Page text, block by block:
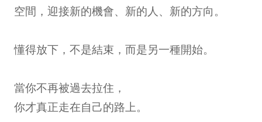
空間，迎接新的機會、新的人、新的方向。
懂得放下，不是結束，而是另一種開始。
當你不再被過去拉住，
你才真正走在自己的路上。